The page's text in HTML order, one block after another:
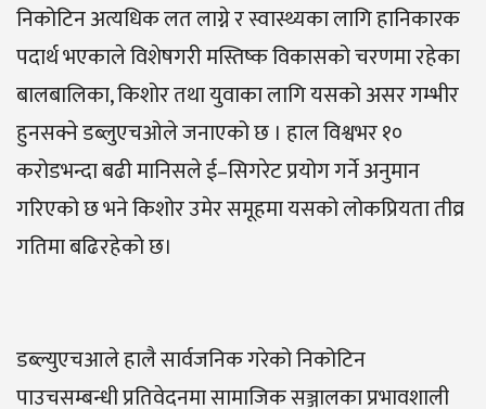
निकोटिन अत्यधिक लत लाग्ने र स्वास्थ्यका लागि हानिकारक
पदार्थ भएकाले विशेषगरी मस्तिष्क विकासको चरणमा रहेका
बालबालिका, किशोर तथा युवाका लागि यसको असर गम्भीर
हुनसक्ने डब्लुएचओले जनाएको छ । हाल विश्वभर १०
करोडभन्दा बढी मानिसले ई–सिगरेट प्रयोग गर्ने अनुमान
गरिएको छ भने किशोर उमेर समूहमा यसको लोकप्रियता तीव्र
गतिमा बढिरहेको छ।
डब्ल्युएचआले हालै सार्वजनिक गरेको निकोटिन
पाउचसम्बन्धी प्रतिवेदनमा सामाजिक सञ्जालका प्रभावशाली